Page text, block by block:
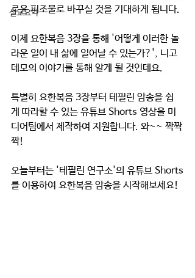
설교요약
로운 피조물로 바꾸실 것을 기대하게 됩니다.
이제 요한복음 3장을 통해 '어떻게 이러한 놀
라운 일이 내 삶에 일어날 수 있는가?', 니고
데모의 이야기를 통해 알게 될 것인데요.
특별히 요한복음 3장부터 테필린 암송을 쉽
게 따라할 수 있는 유튜브 Shorts 영상을 미
디어팀에서 제작하여 지원합니다. 와~~ 짝짝
짝!
오늘부터는 '테필린 연구소'의 유튜브 Shorts
를 이용하여 요한복음 암송을 시작해보세요!